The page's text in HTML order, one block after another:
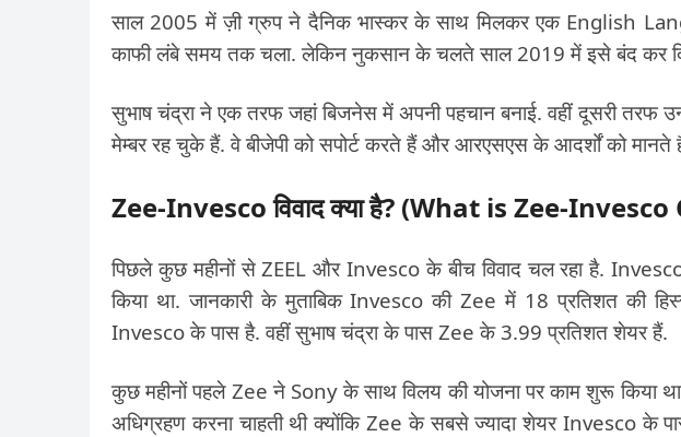
साल 2005 में ज़ी ग्रुप ने दैनिक भास्कर के साथ मिलकर एक English
काफी लंबे समय तक चला. लेकिन नुकसान के चलते साल 2019 में इसे बंद कर
सुभाष चंद्रा ने एक तरफ जहां बिजनेस में अपनी पहचान बनाई. वहीं दूसरी तरफ
मेम्बर रह चुके हैं. वे बीजेपी को सपोर्ट करते हैं और आरएसएस के आदर्शों को मानते
Zee-Invesco विवाद क्या है? (What is Zee-
पिछले कुछ महीनों से ZEEL और Invesco के बीच विवाद चल रहा है.
किया था. जानकारी के मुताबिक Invesco की Zee में 18 प्रतिशत की
Invesco के पास है. वहीं सुभाष चंद्रा के पास Zee के 3.99 प्रतिशत शेयर हैं.
कुछ महीनों पहले Zee ने Sony के साथ विलय की योजना पर काम शुरू किया
अधिग्रहण करना चाहती थी क्योंकि Zee के सबसे ज्यादा शेयर Invesco के